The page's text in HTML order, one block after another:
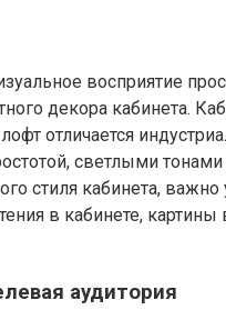
восприятие
декора кабинета.
отличается
светлыми
стиля кабинета,
в кабинете,
аудитория